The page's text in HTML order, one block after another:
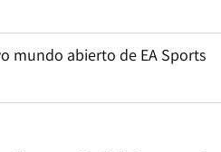
mundo abierto de EA Sports